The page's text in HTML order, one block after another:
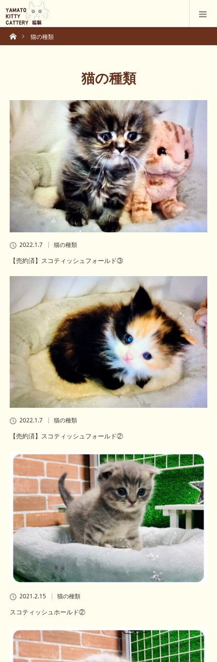
ホーム猫の種類
猫の種類
2022.1.7 猫の種類
【売約済】スコティッシュフォールド③
2022.1.7 猫の種類
【売約済】スコティッシュフォールド②
2021.2.15 猫の種類
スコティッシュホールド②